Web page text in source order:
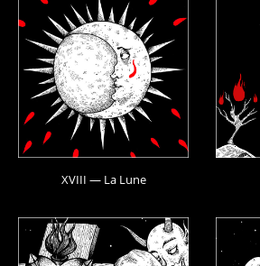
XVIII — La Lune